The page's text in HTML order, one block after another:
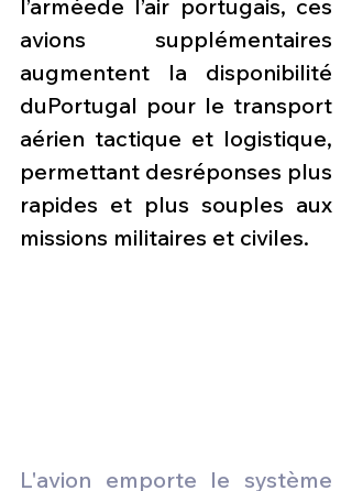
l’arméede l’air portugais, ces
avions supplémentaires
augmentent la disponibilité
duPortugal pour le transport
aérien tactique et logistique,
permettant desréponses plus
rapides et plus souples aux
missions militaires et civiles.
L'avion emporte le système